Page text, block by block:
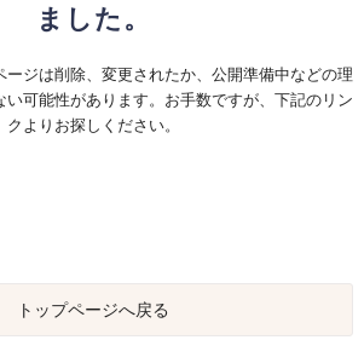
ました。
ージは削除、変更されたか、公開準備中などの理
い可能性があります。お手数ですが、下記のリン
クよりお探しください。
トップページへ戻る